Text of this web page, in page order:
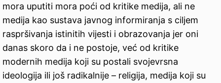
mora uputiti mora poći od kritike medija, ali ne
medija kao sustava javnog informiranja s ciljem
raspršivanja istinitih vijesti i obrazovanja jer oni
danas skoro da i ne postoje, već od kritike
modernih medija koji su postali svojevrsna
ideologija ili još radikalnije – religija, medija koji su